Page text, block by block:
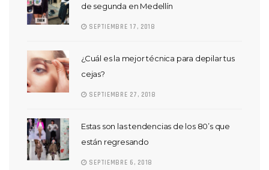
de segunda en Medellín
SEPTIEMBRE 17, 2018
¿Cuál es la mejor técnica para depilar tus
cejas?
SEPTIEMBRE 27, 2018
Estas son las tendencias de los 80’s que
están regresando
SEPTIEMBRE 6, 2018